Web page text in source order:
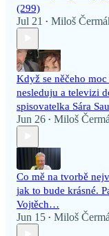
(299)
Jul 21 • Miloš
Když se něčeho
nesleduju a televizi
spisovatelka Sára
Jun 26 • Miloš
Co mě na tvorbě
jak to bude krásné.
Vojtěch…
Jun 15 • Miloš